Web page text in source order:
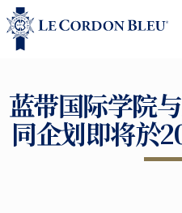
蓝带国际学院
同企划即将於